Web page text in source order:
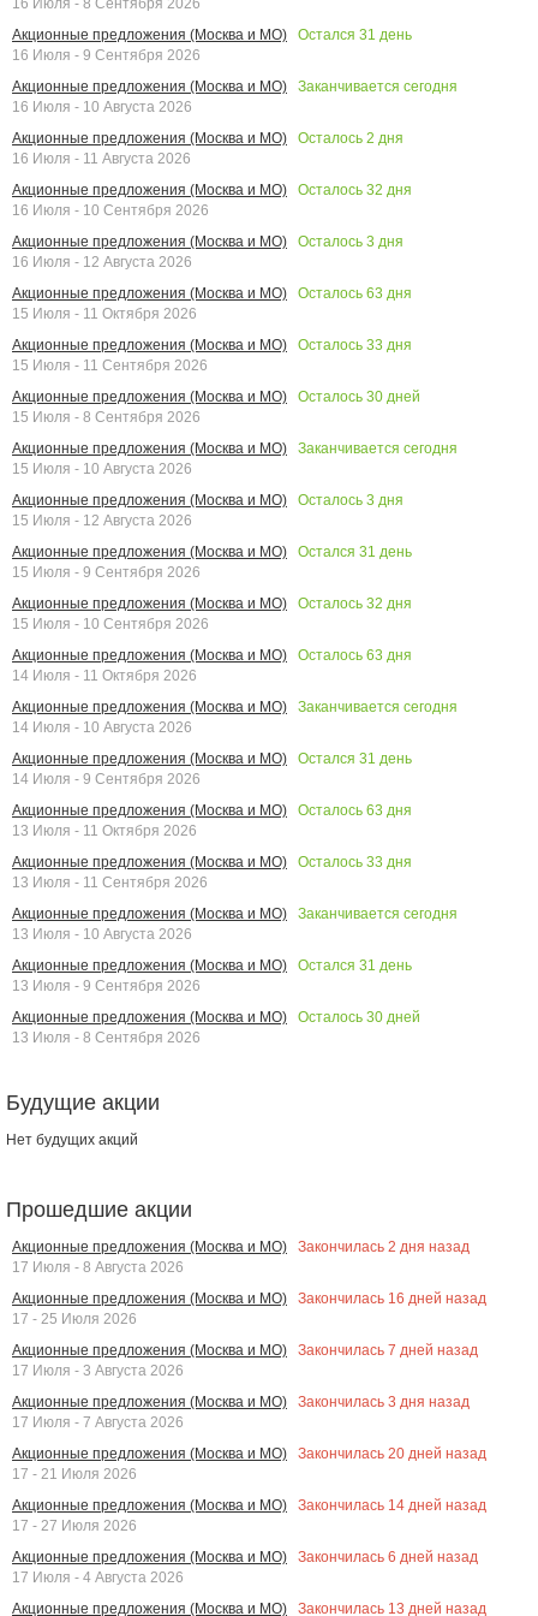
16 Июля - 8 Сентября 2026
Акционные предложения (Москва и МО)
Остался 31 день
16 Июля - 9 Сентября 2026
Акционные предложения (Москва и МО)
Заканчивается сегодня
16 Июля - 10 Августа 2026
Акционные предложения (Москва и МО)
Осталось 2 дня
16 Июля - 11 Августа 2026
Акционные предложения (Москва и МО)
Осталось 32 дня
16 Июля - 10 Сентября 2026
Акционные предложения (Москва и МО)
Осталось 3 дня
16 Июля - 12 Августа 2026
Акционные предложения (Москва и МО)
Осталось 63 дня
15 Июля - 11 Октября 2026
Акционные предложения (Москва и МО)
Осталось 33 дня
15 Июля - 11 Сентября 2026
Акционные предложения (Москва и МО)
Осталось 30 дней
15 Июля - 8 Сентября 2026
Акционные предложения (Москва и МО)
Заканчивается сегодня
15 Июля - 10 Августа 2026
Акционные предложения (Москва и МО)
Осталось 3 дня
15 Июля - 12 Августа 2026
Акционные предложения (Москва и МО)
Остался 31 день
15 Июля - 9 Сентября 2026
Акционные предложения (Москва и МО)
Осталось 32 дня
15 Июля - 10 Сентября 2026
Акционные предложения (Москва и МО)
Осталось 63 дня
14 Июля - 11 Октября 2026
Акционные предложения (Москва и МО)
Заканчивается сегодня
14 Июля - 10 Августа 2026
Акционные предложения (Москва и МО)
Остался 31 день
14 Июля - 9 Сентября 2026
Акционные предложения (Москва и МО)
Осталось 63 дня
13 Июля - 11 Октября 2026
Акционные предложения (Москва и МО)
Осталось 33 дня
13 Июля - 11 Сентября 2026
Акционные предложения (Москва и МО)
Заканчивается сегодня
13 Июля - 10 Августа 2026
Акционные предложения (Москва и МО)
Остался 31 день
13 Июля - 9 Сентября 2026
Акционные предложения (Москва и МО)
Осталось 30 дней
13 Июля - 8 Сентября 2026
Будущие акции
Нет будущих акций
Прошедшие акции
Акционные предложения (Москва и МО) Закончилась 2 дня назад
17 Июля - 8 Августа 2026
Акционные предложения (Москва и МО)
Закончилась 16 дней назад
17 - 25 Июля 2026
Акционные предложения (Москва и МО)
Закончилась 7 дней назад
17 Июля - 3 Августа 2026
Акционные предложения (Москва и МО)
Закончилась 3 дня назад
17 Июля - 7 Августа 2026
Акционные предложения (Москва и МО)
Закончилась 20 дней назад
17 - 21 Июля 2026
Акционные предложения (Москва и МО)
Закончилась 14 дней назад
17 - 27 Июля 2026
Акционные предложения (Москва и МО)
Закончилась 6 дней назад
17 Июля - 4 Августа 2026
Акционные предложения (Москва и МО)
Закончилась 13 дней назад